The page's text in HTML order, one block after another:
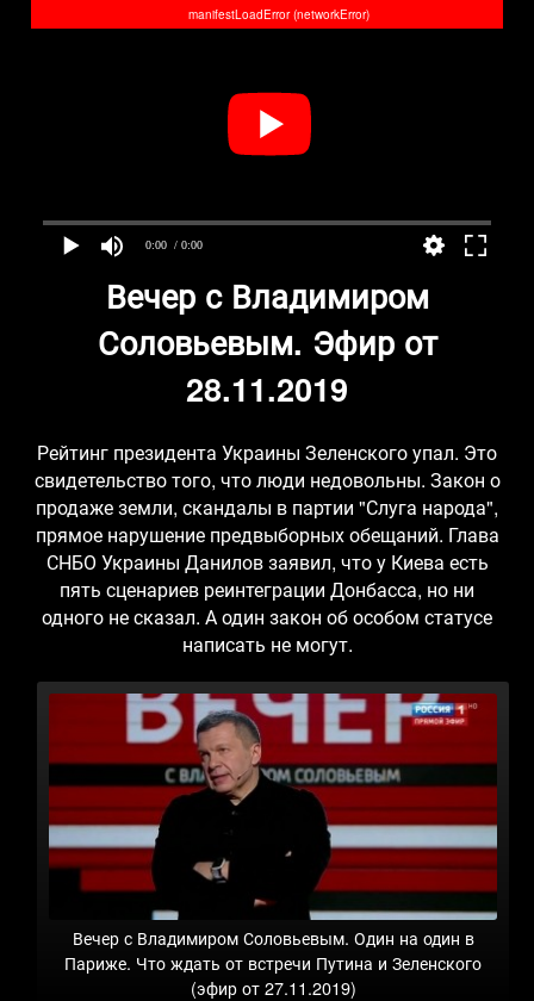
0:00 / 0:00
manifestLoadError (networkError)
Вечер с Владимиром
Соловьевым. Эфир от
28.11.2019
Рейтинг президента Украины Зеленского упал. Это
свидетельство того, что люди недовольны. Закон о
продаже земли, скандалы в партии "Слуга народа",
прямое нарушение предвыборных обещаний. Глава
СНБО Украины Данилов заявил, что у Киева есть
пять сценариев реинтеграции Донбасса, но ни
одного не сказал. А один закон об особом статусе
написать не могут.
Вечер с Владимиром Соловьевым. Один на один в
Париже. Что ждать от встречи Путина и Зеленского
(эфир от 27.11.2019)